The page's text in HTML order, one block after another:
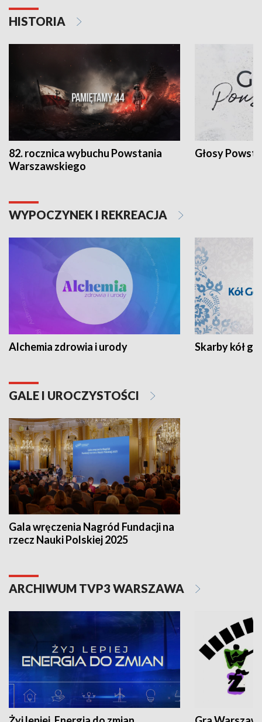
HISTORIA
82. rocznica wybuchu Powstania
Warszawskiego
Głosy
WYPOCZYNEK I REKREACJA
Alchemia zdrowia i urody Skarby kół
GALE I UROCZYSTOŚCI
Gala wręczenia Nagród Fundacji na
rzecz Nauki Polskiej 2025
ARCHIWUM TVP3 WARSZAWA